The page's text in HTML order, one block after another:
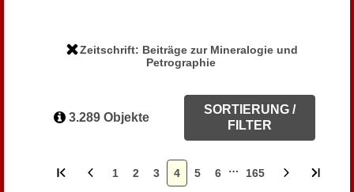
Zeitschrift: Beiträge zur Mineralogie und
Petrographie
3.289 Objekte
SORTIERUNG /
FILTER
1 2 3 4 5 6 … 165